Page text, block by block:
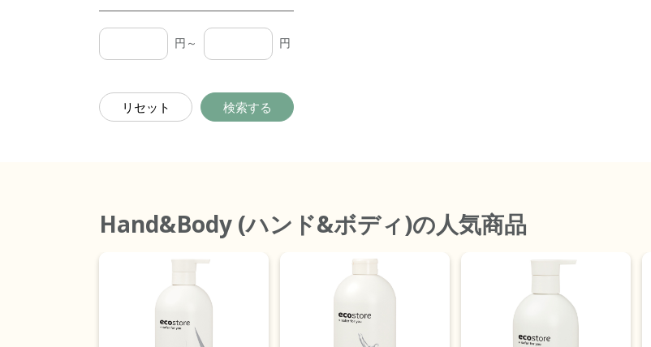
円～ 円
リセット 検索する
Hand&Body (ハンド&ボディ)の人気商品